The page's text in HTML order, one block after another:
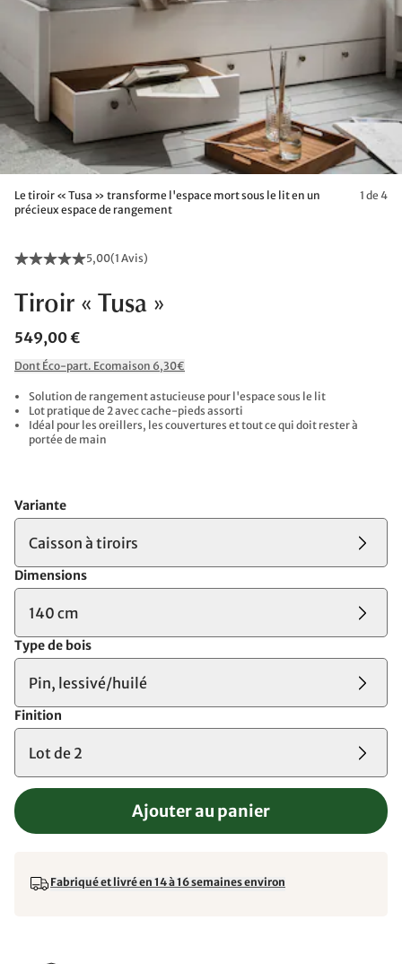
Le tiroir « Tusa » transforme l'espace mort sous le lit en un
précieux espace de rangement
1 de 4
5,00(1 Avis)
Tiroir « Tusa »
549,00 €
Dont Éco-part. Ecomaison 6,30€
Solution de rangement astucieuse pour l'espace sous le lit
Lot pratique de 2 avec cache-pieds assorti
Idéal pour les oreillers, les couvertures et tout ce qui doit rester à
portée de main
Variante
Caisson à tiroirs
Dimensions
140 cm
Type de bois
Pin, lessivé/huilé
Finition
Lot de 2
Ajouter au panier
Fabriqué et livré en 14 à 16 semaines environ